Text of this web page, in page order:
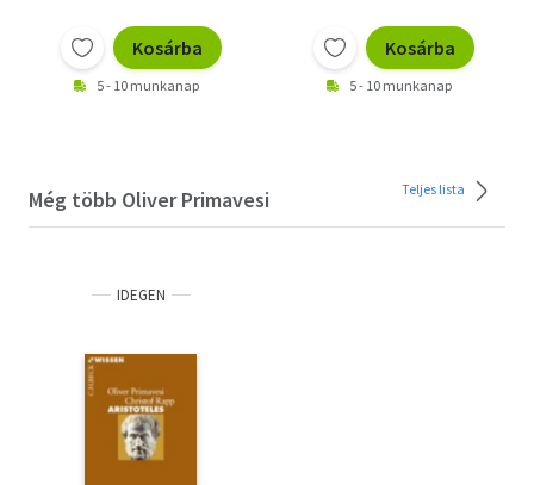
Kosárba
5 - 10 munkanap
Kosárba
5 - 10 munkanap
Még több Oliver Primavesi Teljes lista
IDEGEN